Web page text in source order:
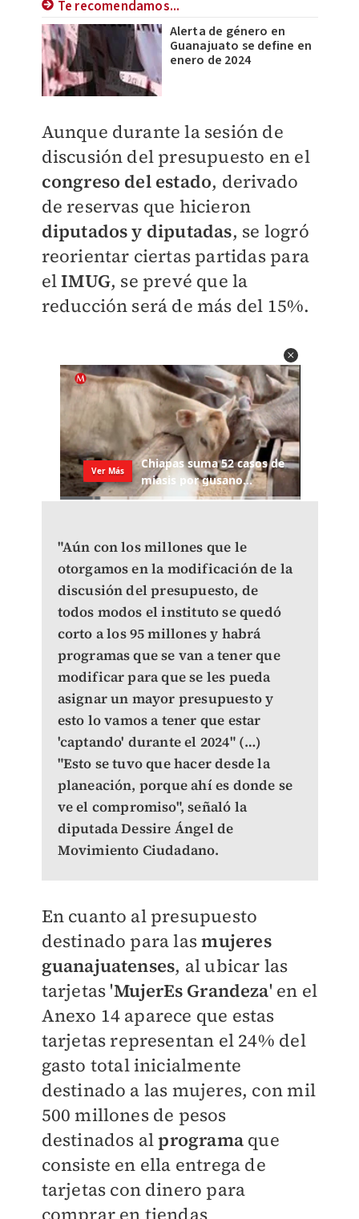
Te recomendamos...
Alerta de género en
Guanajuato se define en
enero de 2024
Aunque durante la sesión de
discusión del presupuesto en el
congreso del estado, derivado
de reservas que hicieron
diputados y diputadas, se logró
reorientar ciertas partidas para
elIMUG, se prevé que la
reducción será de más del 15%.
"Aún con los millones que le
otorgamos en la modificación de la
discusión del presupuesto, de
todos modos el instituto se quedó
corto a los 95 millones y habrá
programas que se van a tener que
modificar para que se les pueda
asignar un mayor presupuesto y
esto lo vamos a tener que estar
'captando' durante el 2024" (…)
"Esto se tuvo que hacer desde la
planeación, porque ahí es donde se
ve el compromiso", señaló la
diputada Dessire Ángel de
Movimiento Ciudadano.
En cuanto al presupuesto
destinado para lasmujeres
guanajuatenses, al ubicar las
tarjetas 'MujerEs Grandeza' en el
Anexo 14 aparece que estas
tarjetas representan el 24% del
gasto total inicialmente
destinado a las mujeres, con mil
500 millones de pesos
destinados alprograma que
consiste en ella entrega de
tarjetas con dinero para